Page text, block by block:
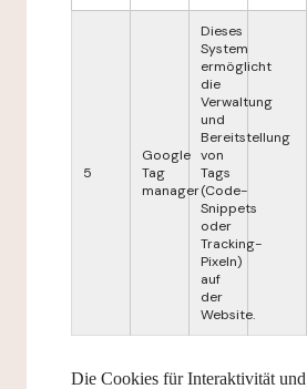
5
Google
Tag
manager
Dieses
System
ermöglicht
die
Verwaltung
und
Bereitstellung
von
Tags
(Code-
Snippets
oder
Tracking-
Pixeln)
auf
der
Website.
Die Cookies für Interaktivität